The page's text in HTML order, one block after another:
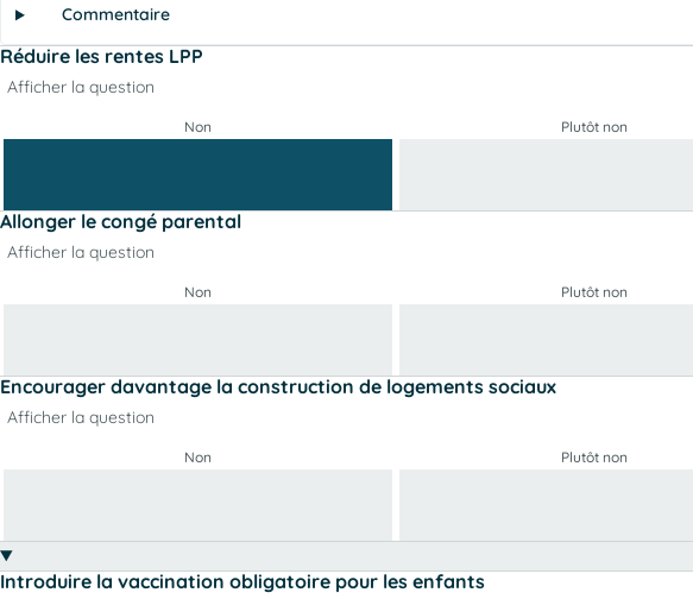
Commentaire
Réduire les rentes LPP
Afficher la question
Non Plutôt non
Allonger le congé parental
Afficher la question
Non Plutôt non
Encourager davantage la construction de logements sociaux
Afficher la question
Non Plutôt non
Introduire la vaccination obligatoire pour les enfants